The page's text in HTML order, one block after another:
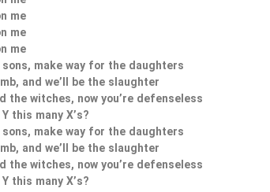
me
me
me
make way for the daughters
and we’ll be the slaughter
the witches, now you’re defenseless
this many X’s?
make way for the daughters
and we’ll be the slaughter
the witches, now you’re defenseless
this many X’s?